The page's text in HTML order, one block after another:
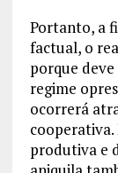
Portanto, a
factual, o
porque deve
regime
ocorrerá
cooperativa.
produtiva e